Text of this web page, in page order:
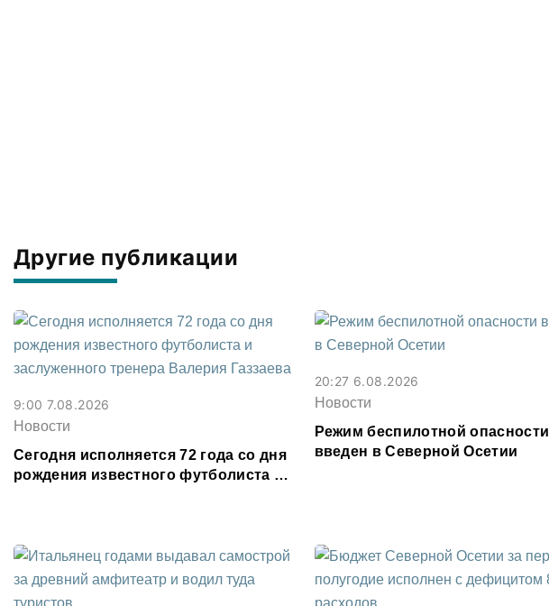
Другие публикации
9:00 7.08.2026
Новости
Сегодня исполняется 72 года со дня
рождения известного футболиста и
20:27 6.08.2026
Новости
Режим беспилотной опасности
введен в Северной Осетии